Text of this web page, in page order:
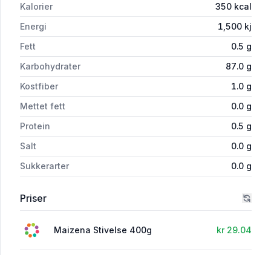
Kalorier 350 kcal
Energi
1,500 kj
Fett
0.5 g
Karbohydrater
87.0 g
Kostfiber
1.0 g
Mettet fett
0.0 g
Protein
0.5 g
Salt
0.0 g
Sukkerarter
0.0 g
Priser
Maizena Stivelse 400g kr 29.04